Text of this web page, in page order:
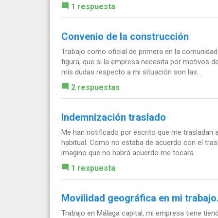
1 respuesta
Convenio de la construcción
Trabajo como oficial de primera en la
figura, que si la empresa necesita por motivos
mis dudas respecto a mi situación son las...
2 respuestas
Indemnización traslado
Me han notificado por escrito que me trasladan
habitual. Como no estaba de acuerdo con el
imagino que no habrá acuerdo me tocara...
1 respuesta
Movilidad geográfica en mi
Trabajo en Málaga capital, mi empresa tiene